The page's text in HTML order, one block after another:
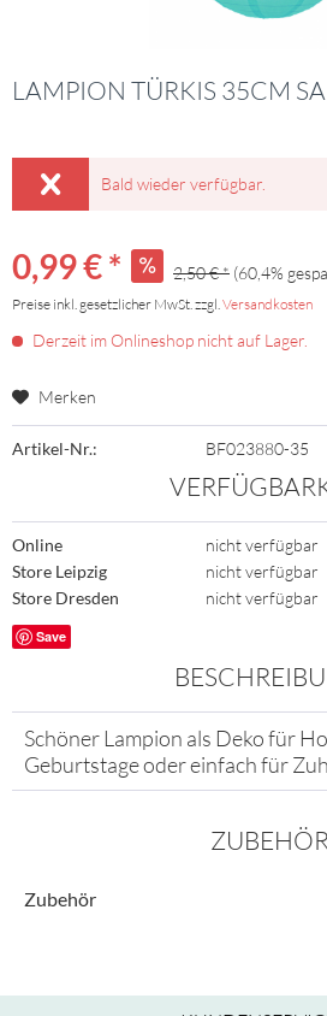
LAMPION TÜRKIS 35CM
Bald wieder verfügbar.
0,99 € * 2,50 € * (60,4%
Preise inkl. gesetzlicher MwSt. zzgl.Versandkosten
Derzeit im Onlineshop nicht auf Lager.
Merken
Artikel-Nr.: BF023880-35
Online
nicht verfügbar
Store Leipzig
nicht verfügbar
Store Dresden
nicht verfügbar
Save
Schöner Lampion als Deko für
Geburtstage oder einfach für
ZUBEHÖR
Zubehör